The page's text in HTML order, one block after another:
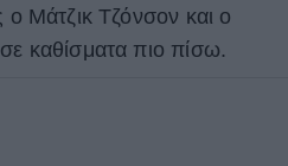
Μάτζικ Τζόνσον και ο
καθίσματα πιο πίσω.